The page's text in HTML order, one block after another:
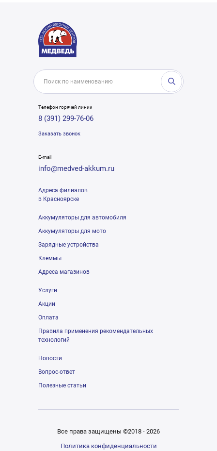
Телефон горячей линии
8 (391) 299-76-06
Заказать звонок
E-mail
info@medved-akkum.ru
Адреса филиалов
в Красноярске
Аккумуляторы для автомобиля
Аккумуляторы для мото
Зарядные устройства
Клеммы
Адреса магазинов
Услуги
Акции
Оплата
Правила применения рекомендательных
технологий
Новости
Вопрос-ответ
Полезные статьи
Все права защищены ©2018 - 2026
Политика конфиденциальности